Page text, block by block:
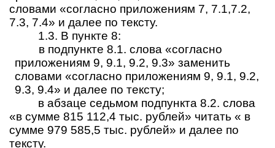
словами «согласно приложениям 7, 7.1,7.2,
7.3, 7.4» и далее по тексту.
1.3. В пункте 8:
в подпункте 8.1. слова «согласно
приложениям 9, 9.1, 9.2, 9.3» заменить
словами «согласно приложениям 9, 9.1, 9.2,
9.3, 9.4» и далее по тексту;
в абзаце седьмом подпункта 8.2. слова
«в сумме 815 112,4 тыс. рублей» читать « в
сумме 979 585,5 тыс. рублей» и далее по
тексту.